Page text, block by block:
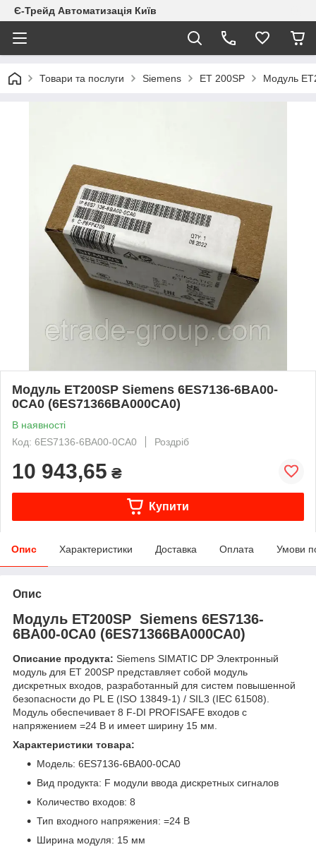
Є-Трейд Автоматизація Київ
Товари та послуги Siemens ET 200SP Модуль
Модуль ET200SP Siemens 6ES7136-6BA00-
0CA0 (6ES71366BA000CA0)
В наявності
Код: 6ES7136-6BA00-0CA0
Роздріб
10 943,65 ₴
Купити
Опис Характеристики Доставка Оплата Умови
Опис
Модуль ET200SP Siemens 6ES7136-
6BA00-0CA0 (6ES71366BA000CA0)
Описание продукта: Siemens SIMATIC DP Электронный
модуль для ET 200SP представляет собой модуль
дискретных входов, разработанный для систем повышенной
безопасности до PL E (ISO 13849-1) / SIL3 (IEC 61508).
Модуль обеспечивает 8 F-DI PROFISAFE входов с
напряжением =24 В и имеет ширину 15 мм.
Характеристики товара:
Модель: 6ES7136-6BA00-0CA0
Вид продукта: F модули ввода дискретных сигналов
Количество входов: 8
Тип входного напряжения: =24 В
Ширина модуля: 15 мм